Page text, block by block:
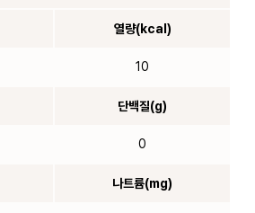
열량(kcal)
10
단백질(g)
0
나트륨(mg)